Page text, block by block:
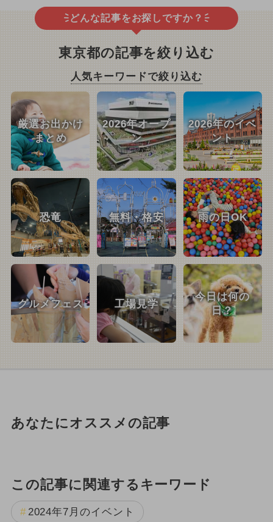
どんな記事をお探しですか？
東京都の記事を絞り込む
人気キーワードで絞り込む
厳選お出かけ
まとめ
2026年オープ
ン
2026年のイベ
ント
恐竜 無料・格安 雨の日OK
グルメフェス 工場見学
今日は何の
日？
あなたにオススメの記事
この記事に関連するキーワード
2024年7月のイベント